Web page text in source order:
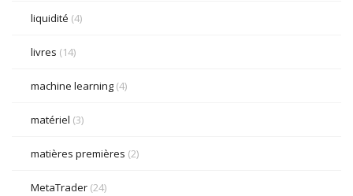
liquidité (4)
livres (14)
machine learning (4)
matériel (3)
matières premières (2)
MetaTrader (24)